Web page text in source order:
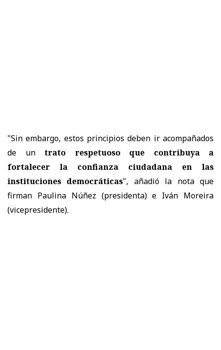
"Sin embargo, estos principios deben ir acompañados
de un trato respetuoso que contribuya a
fortalecer la confianza ciudadana en las
instituciones democráticas", añadió la nota que
firman Paulina Núñez (presidenta) e Iván Moreira
(vicepresidente).